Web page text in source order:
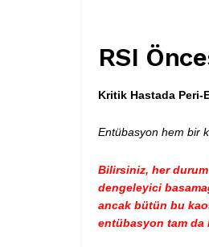
RSI
Kritik Hastada Peri-
Entübasyon hem bir
Bilirsiniz, her
dengeleyici
ancak bütün bu
entübasyon tam da